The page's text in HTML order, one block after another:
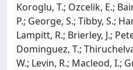
Koroglu, T.; Ozcelik, E.;
P.; George, S.; Tibby, S.;
Lampitt, R.; Brierley, J.;
Dominguez, T.;
W.; Levin, R.; Macleod, I.;